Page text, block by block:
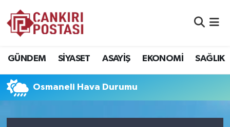
GÜNDEM SİYASET ASAYİŞ EKONOMİ SAĞLIK
Osmaneli Hava Durumu
ASAYİŞ
EKONOMİ
Namaz Vakitleri
Trafik Durumu